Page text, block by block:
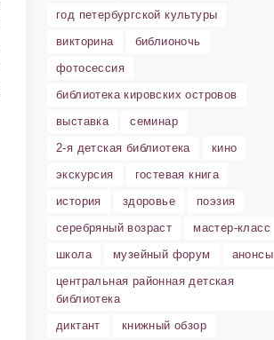
год петербургской культуры
викторина
библионочь
фотосессия
библиотека кировских островов
выставка
семинар
2-я детская библиотека
кино
экскурсия
гостевая книга
история
здоровье
поэзия
серебряный возраст
мастер-класс
школа
музейный форум
анонсы
центральная районная детская
библиотека
диктант
книжный обзор